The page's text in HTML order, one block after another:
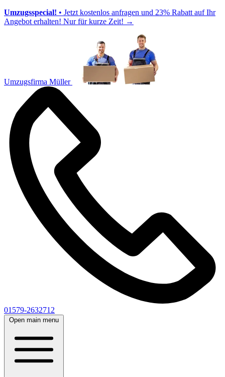
Umzugsspecial! • Jetzt kostenlos anfragen und 23% Rabatt auf Ihr
Angebot erhalten! Nur für kurze Zeit! →
Umzugsfirma Müller
01579-2632712
Open main menu